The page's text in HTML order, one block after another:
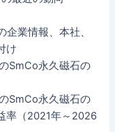
企業情報、本社、
け
SmCo永久磁石の
SmCo永久磁石の
率（2021年～2026